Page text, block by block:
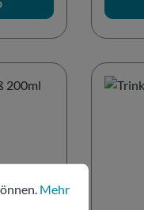
Mehr Informationen ...
Mehr